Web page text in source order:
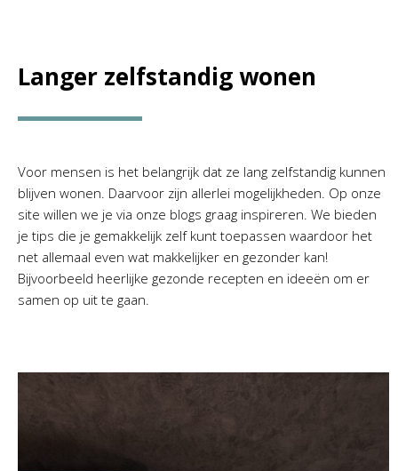
Langer zelfstandig wonen
Voor mensen is het belangrijk dat ze lang zelfstandig kunnen
blijven wonen. Daarvoor zijn allerlei mogelijkheden. Op onze
site willen we je via onze blogs graag inspireren. We bieden
je tips die je gemakkelijk zelf kunt toepassen waardoor het
net allemaal even wat makkelijker en gezonder kan!
Bijvoorbeeld heerlijke gezonde recepten en ideeën om er
samen op uit te gaan.